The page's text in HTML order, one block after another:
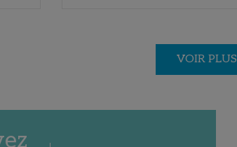
VOIR PLUS